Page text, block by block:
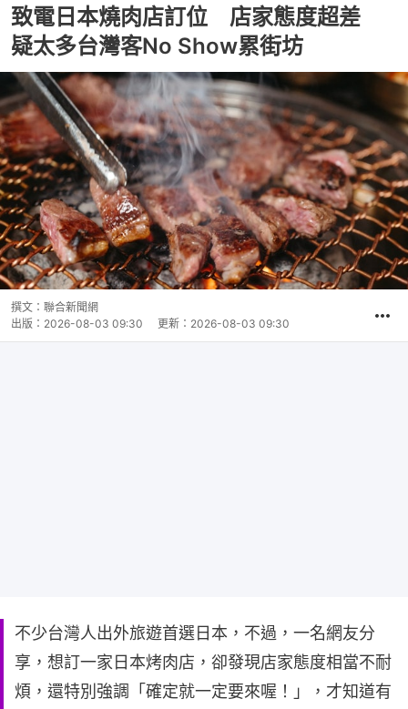
致電日本燒肉店訂位 店家態度超差
疑太多台灣客No Show累街坊
撰文： 聯合新聞網
出版： 2026-08-03 09:30 更新： 2026-08-03 09:30
不少台灣人出外旅遊首選日本，不過，一名網友分
享，想訂一家日本烤肉店，卻發現店家態度相當不耐
煩，還特別強調「確定就一定要來喔！」，才知道有